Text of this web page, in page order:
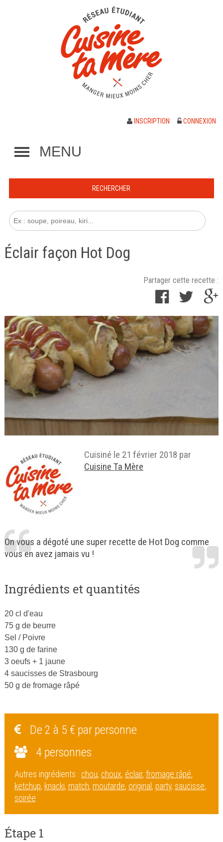
INSCRIPTION CONNEXION
MENU
Éclair façon Hot Dog
Partager cette recette :
Cuisiné le 21 février 2018 par
Cuisine Ta Mère
On vous a dégoté une super recette de Hot Dog comme
vous en avez jamais vu !
Ingrédients et quantités
20 cl d'eau
75 g de beurre
Sel / Poivre
130 g de farine
3 oeufs + 1 jaune
4 saucisses de Strasbourg
50 g de fromage râpé
De 2 à 5 € par personne
4 personnes
Autres ingrédients : chou, choux, éclair, fromage râpé,
ketchup, knacki, match, moutarde, original , party, saucisse,
soirée
Étape 1